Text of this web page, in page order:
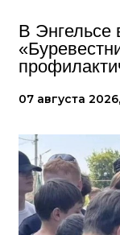
В Энгельсе
07 августа 2026,